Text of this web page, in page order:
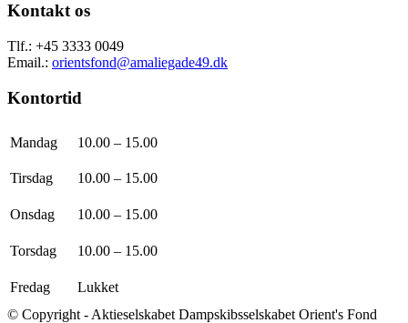
Kontakt os
Tlf.: +45 3333 0049
Email.: orientsfond@amaliegade49.dk
Kontortid
Mandag 10.00 – 15.00
Tirsdag 10.00 – 15.00
Onsdag 10.00 – 15.00
Torsdag 10.00 – 15.00
Fredag
Lukket
© Copyright - Aktieselskabet Dampskibsselskabet Orient's Fond